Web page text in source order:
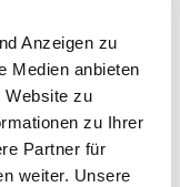
Anzeigen zu
Medien anbieten
Website zu
zu Ihrer
Partner für
weiter. Unsere
Conversion-
ihre volle
Daten End-to-